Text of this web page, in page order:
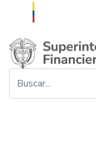
Saltar al contenido